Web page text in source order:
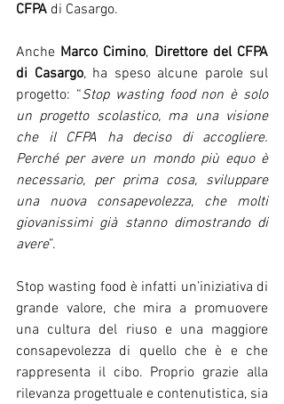
CFPA di Casargo.
Anche Marco Cimino, Direttore del CFPA
di Casargo, ha speso alcune parole sul
progetto: “Stop wasting food non è solo
un progetto scolastico, ma una visione
che il CFPA ha deciso di accogliere.
Perché per avere un mondo più equo è
necessario, per prima cosa, sviluppare
una nuova consapevolezza, che molti
giovanissimi già stanno dimostrando di
avere”.
Stop wasting food è infatti un’iniziativa di
grande valore, che mira a promuovere
una cultura del riuso e una maggiore
consapevolezza di quello che è e che
rappresenta il cibo. Proprio grazie alla
rilevanza progettuale e contenutistica, sia